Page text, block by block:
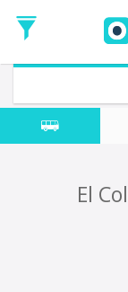
de
Ida
de
El